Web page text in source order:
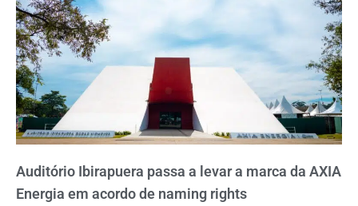
Auditório Ibirapuera passa a levar a marca da AXIA
Energia em acordo de naming rights